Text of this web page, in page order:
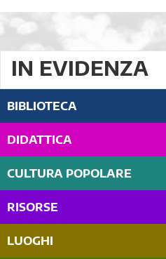
IN EVIDENZA
BIBLIOTECA
DIDATTICA
CULTURA POPOLARE
RISORSE
LUOGHI